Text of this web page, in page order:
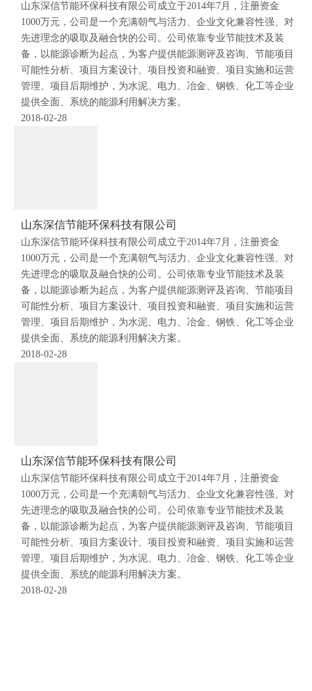
山东深信节能环保科技有限公司成立于2014年7月，注册资金
1000万元，公司是一个充满朝气与活力、企业文化兼容性强、对
先进理念的吸取及融合快的公司。公司依靠专业节能技术及装
备，以能源诊断为起点，为客户提供能源测评及咨询、节能项目
可能性分析、项目方案设计、项目投资和融资、项目实施和运营
管理、项目后期维护，为水泥、电力、冶金、钢铁、化工等企业
提供全面、系统的能源利用解决方案。
2018-02-28
山东深信节能环保科技有限公司
山东深信节能环保科技有限公司成立于2014年7月，注册资金
1000万元，公司是一个充满朝气与活力、企业文化兼容性强、对
先进理念的吸取及融合快的公司。公司依靠专业节能技术及装
备，以能源诊断为起点，为客户提供能源测评及咨询、节能项目
可能性分析、项目方案设计、项目投资和融资、项目实施和运营
管理、项目后期维护，为水泥、电力、冶金、钢铁、化工等企业
提供全面、系统的能源利用解决方案。
2018-02-28
山东深信节能环保科技有限公司
山东深信节能环保科技有限公司成立于2014年7月，注册资金
1000万元，公司是一个充满朝气与活力、企业文化兼容性强、对
先进理念的吸取及融合快的公司。公司依靠专业节能技术及装
备，以能源诊断为起点，为客户提供能源测评及咨询、节能项目
可能性分析、项目方案设计、项目投资和融资、项目实施和运营
管理、项目后期维护，为水泥、电力、冶金、钢铁、化工等企业
提供全面、系统的能源利用解决方案。
2018-02-28